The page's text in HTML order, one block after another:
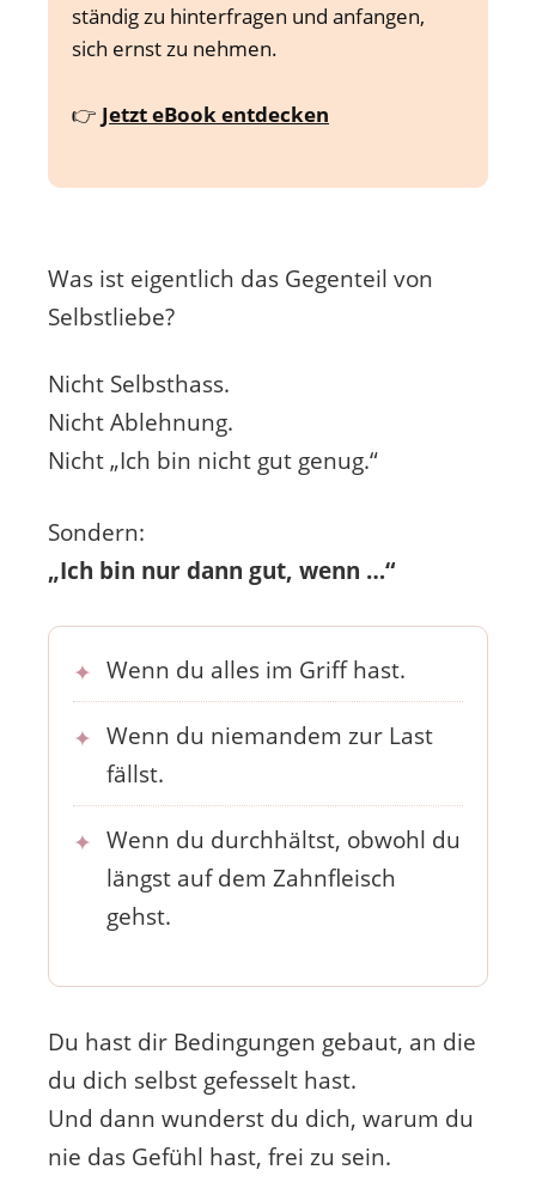
ständig zu hinterfragen und anfangen,
sich ernst zu nehmen.
👉 Jetzt eBook entdecken
Was ist eigentlich das Gegenteil von
Selbstliebe?
Nicht Selbsthass.
Nicht Ablehnung.
Nicht „Ich bin nicht gut genug.“
Sondern:
„Ich bin nur dann gut, wenn …“
Wenn du alles im Griff hast.
Wenn du niemandem zur Last
fällst.
Wenn du durchhältst, obwohl du
längst auf dem Zahnfleisch
gehst.
Du hast dir Bedingungen gebaut, an die
du dich selbst gefesselt hast.
Und dann wunderst du dich, warum du
nie das Gefühl hast, frei zu sein.